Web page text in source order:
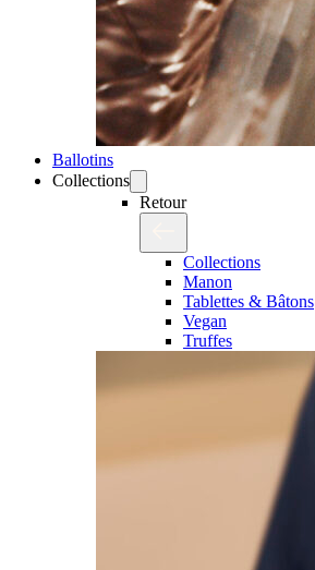
Ballotins
Collections
Retour
Collections
Manon
Tablettes & Bâtons
Vegan
Truffes